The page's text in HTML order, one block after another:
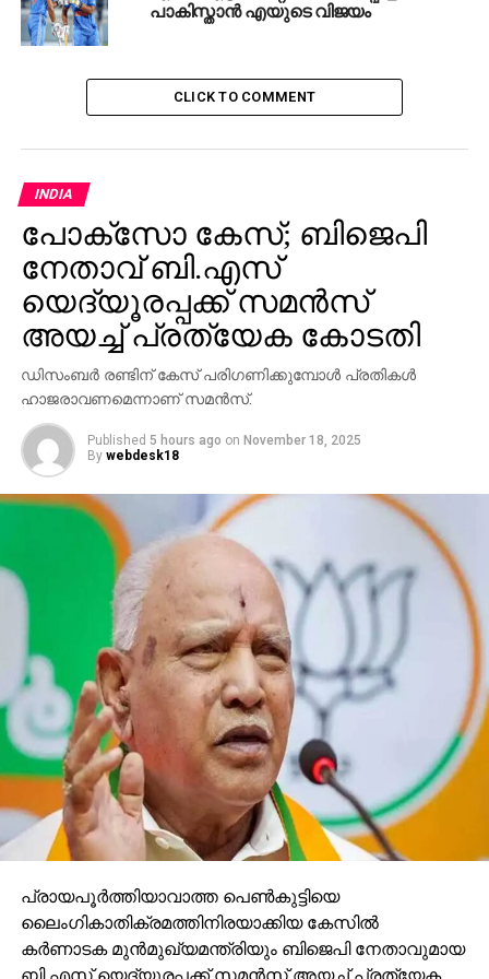
ഖുറേഷി ഭീകരവാദികളുടെ
സഹോദരിയാണെന്നായിരുന്നു ഇദ്ദേഹത്തിന്റെ
SOFIA QURESHI
UDF
UP NEXT
സോഫിയ ഖുറേഷിക്കെതിരായ വിവാദ പരാമര്‍ശം;
വനിതാ കമ്മിഷനില്‍ പരാതി നല്‍കി ദേശീയ
വനിതാ ലീഗ്
സംസ്ഥാനത്ത് ഇന്നും ഒറ്റപ്പെട്ട ശക്തമായ മഴ
തുടരും; നാല് ജില്ലകളില്‍ യെല്ലോ അലേര്‍ട്ട്
പാകിസ്താന്‍ എയുടെ വിജയം
CLICK TO COMMENT
INDIA
പോക്‌സോ കേസ്; ബിജെപി
നേതാവ് ബി.എസ്
യെദ്യൂരപ്പക്ക് സമന്‍സ്
അയച്ച് പ്രത്യേക കോടതി
ഡിസംബര്‍ രണ്ടിന് കേസ് പരിഗണിക്കുമ്പോള്‍ പ്രതികള്‍
ഹാജരാവണമെന്നാണ് സമന്‍സ്.
Published 5 hours ago on November 18, 2025
By webdesk18
പ്രായപൂര്‍ത്തിയാവാത്ത പെണ്‍കുട്ടിയെ
ലൈംഗികാതിക്രമത്തിനിരയാക്കിയ കേസില്‍
കര്‍ണാടക മുന്‍മുഖ്യമന്ത്രിയും ബിജെപി നേതാവുമായ